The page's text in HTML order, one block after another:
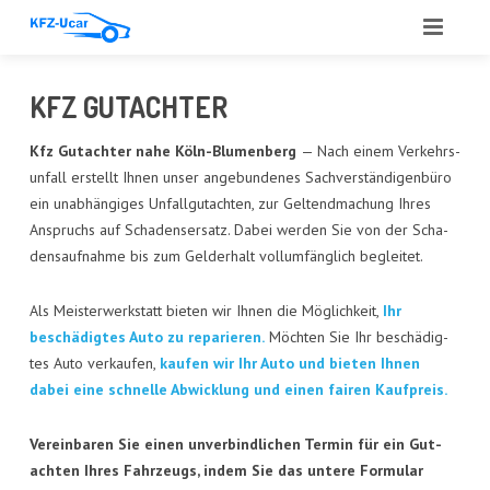
LEIS­TUN­GEN
ANGE­BOT
GUT­ACH­TEN
AUTO­GLAS
REFE­REN­ZEN
KFZ GUT­ACH­TER
Kfz Gut­ach­ter nahe Köln-Blu­men­berg — Nach einem Ver­kehrs­
un­fall erstellt Ihnen unser ange­bun­de­nes Sach­ver­stän­di­gen­bü­ro
ein unab­hän­gi­ges Unfall­gut­ach­ten, zur Gel­tend­ma­chung Ihres
Anspruchs auf Scha­dens­er­satz. Dabei wer­den Sie von der Scha­
dens­auf­nah­me bis zum Geld­erhalt voll­um­fäng­lich begleitet.
Als Meis­ter­werk­statt bie­ten wir Ihnen die Mög­lich­keit, Ihr
beschä­dig­tes Auto zu repa­rie­ren.Möch­ten Sie Ihr beschä­dig­
tes Auto ver­kau­fen, kau­fen wir Ihr Auto und bie­ten Ihnen
dabei eine schnel­le Abwick­lung und einen fai­ren Kaufpreis.
Ver­ein­ba­ren Sie einen unver­bind­li­chen Ter­min für ein Gut­
ach­ten Ihres Fahr­zeugs, indem Sie das unte­re For­mu­lar